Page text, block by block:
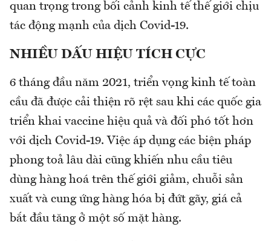
quan trọng trong bối cảnh kinh tế thế giới chịu
tác động mạnh của dịch Covid-19.
NHIỀU DẤU HIỆU TÍCH CỰC
6 tháng đầu năm 2021, triển vọng kinh tế toàn
cầu đã được cải thiện rõ rệt sau khi các quốc gia
triển khai vaccine hiệu quả và đối phó tốt hơn
với dịch Covid-19. Việc áp dụng các biện pháp
phong toả lâu dài cũng khiến nhu cầu tiêu
dùng hàng hoá trên thế giới giảm, chuỗi sản
xuất và cung ứng hàng hóa bị đứt gãy, giá cả
bắt đầu tăng ở một số mặt hàng.